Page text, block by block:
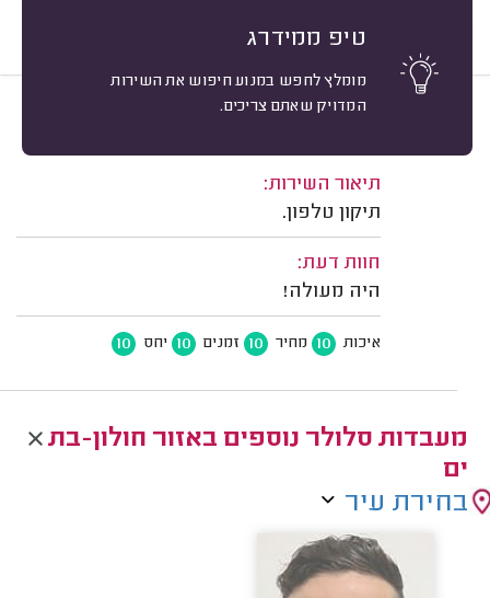
טיפ ממידרג
מומלץ לחפש במנוע חיפוש את השירות
המדויק שאתם צריכים.
סוג מכשיר
אילנית מ. בת ים.
תיאור השירות:
תיקון טלפון.
חוות דעת:
היה מעולה!
איכות 10 מחיר 10 זמנים 10 יחס 10
מעבדות סלולר נוספים באזור חולון-בת
ים
בחירת עיר